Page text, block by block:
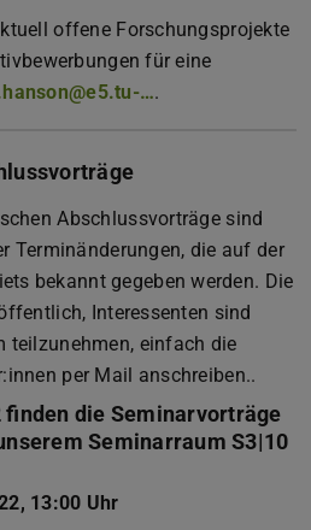
offene Forschungsprojekte
für eine
….
Abschlussvorträge sind
Terminänderungen, die auf der
bekannt gegeben werden. Die
Interessenten sind
teilzunehmen, einfach die
per Mail anschreiben..
finden die Seminarvorträge
Seminarraum S3|10
13:00 Uhr